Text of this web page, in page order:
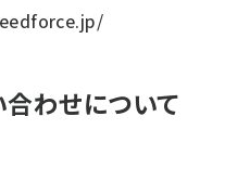
わせについて